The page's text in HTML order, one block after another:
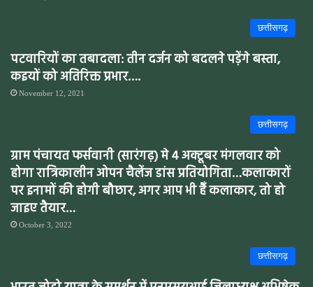
छत्तीसगढ़
पटवारियों का तबादला: तीन दर्जन को बदलने पड़ेंगे बस्ता,
कइयों को अतिरिक्त प्रभार….
November 12, 2021
छत्तीसगढ़
ग्राम पंचायत फर्सवानी (सारंगढ़) मे 4 अक्टूबर मंगलवार को
होगा रात्रिकालीन ओपन चैलेंज डांस प्रतियोगिता…कलाकारों
पर इनामों की होगी बौछार, अगर आप भी हैँ कलाकार, तो हो
जाइए तैयार…
October 3, 2022
छत्तीसगढ़